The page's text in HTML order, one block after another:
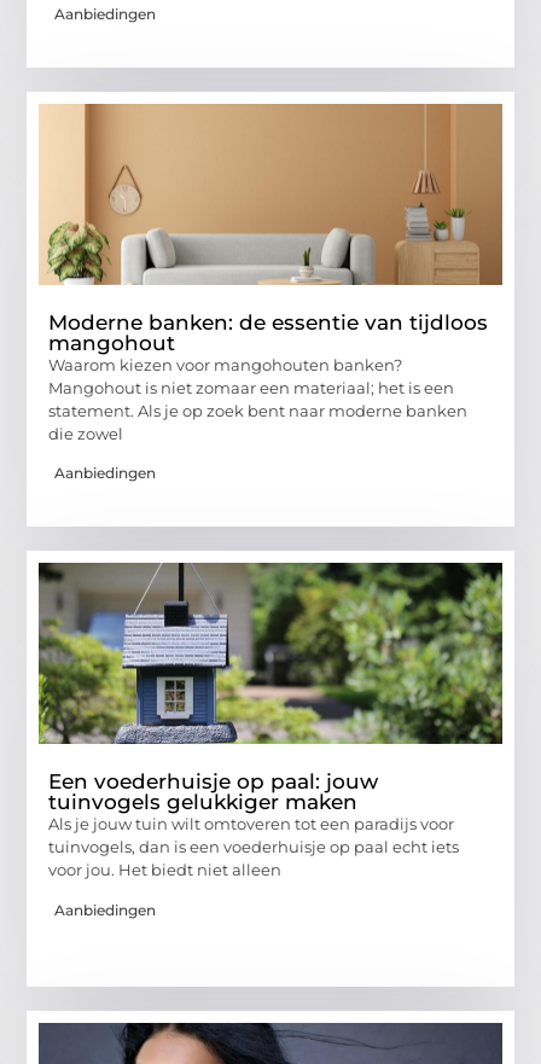
Aanbiedingen
Moderne banken: de essentie van tijdloos
mangohout
Waarom kiezen voor mangohouten banken?
Mangohout is niet zomaar een materiaal; het is een
statement. Als je op zoek bent naar moderne banken
die zowel
Aanbiedingen
Een voederhuisje op paal: jouw
tuinvogels gelukkiger maken
Als je jouw tuin wilt omtoveren tot een paradijs voor
tuinvogels, dan is een voederhuisje op paal echt iets
voor jou. Het biedt niet alleen
Aanbiedingen